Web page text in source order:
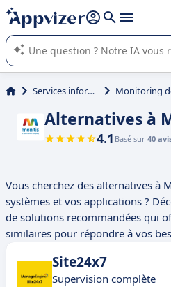
répondre (plusieurs lignes avec
L'IA de Appvizer vous guide dans
logiciel SaaS en entreprise.
Services informatiques
Alternatives à
4.1 Basé sur 40
Vous cherchez des alternatives à
systèmes et vos applications ?
de solutions recommandées qui
similaires pour répondre à vos
Site24x7
Supervision complète